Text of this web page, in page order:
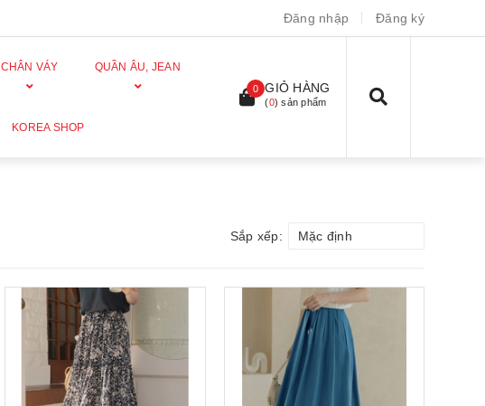
Đăng nhập Đăng ký
CHÂN VÁY QUẦN ÂU, JEAN
KOREA SHOP
0 GIỎ HÀNG
(0) sản phẩm
Sắp xếp: Mặc định